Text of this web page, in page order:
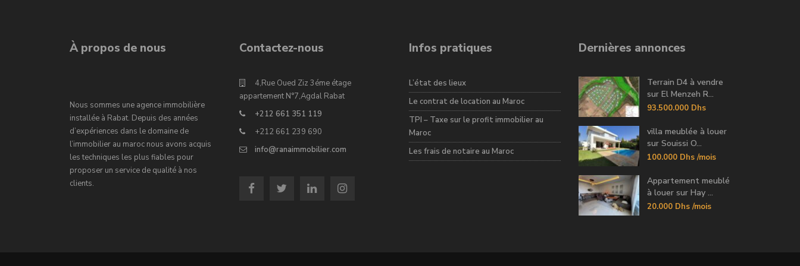
À propos de nous
Nous sommes une agence immobilière
installée à Rabat. Depuis des années
d’expériences dans le domaine de
l’immobilier au maroc nous avons acquis
les techniques les plus fiables pour
proposer un service de qualité à nos
clients.
Contactez-nous
4,Rue Oued Ziz 3éme étage
appartement N°7,Agdal Rabat
+212 661 351 119
+212 661 239 690
info@ranaimmobilier.com
Infos pratiques
L’état des lieux
Le contrat de location au Maroc
TPI – Taxe sur le profit immobilier au
Maroc
Les frais de notaire au Maroc
Dernières annonces
Terrain D4 à vendre
sur El Menzeh R...
93.500.000 Dhs
villa meublée à louer
sur Souissi O...
100.000 Dhs /mois
Appartement meublé
à louer sur Hay ...
20.000 Dhs /mois